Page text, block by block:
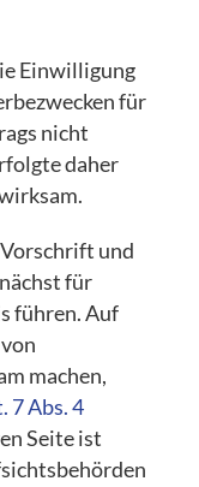
Einwilligung
für
nicht
daher
und
für
führen. Auf
machen,
7 Abs. 4
Seite ist